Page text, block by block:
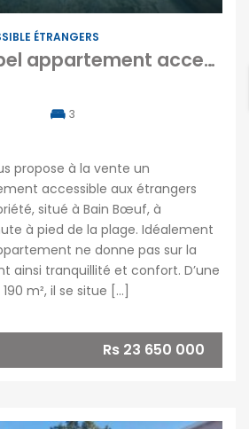
ÉTRANGERS
À vendre un bel appartement accessible aux étrangers à Bain Boeuf proche de la plage
3
propose à la vente un
accessible aux étrangers
situé à Bain Bœuf, à
à pied de la plage. Idéalement
ne donne pas sur la
ainsi tranquillité et confort. D’une
m², il se situe […]
Rs 23 650 000